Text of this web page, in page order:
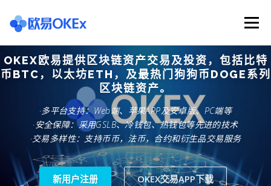
content
Menu
欧意交易所 关于欧意OKX 欧意APP下载
欧意注册网址 欧意交易下载 欧意团队
欧意APP资讯 易欧APP下载
OKEX欧易提供区块链资产交易及投资，包括比特
币BTC，以太坊ETH，及最热门狗狗币DOGE系列
区块链资产。
·多平台支持：Web端、苹果APP及安卓版、PC端等
·安全保障：采用GSLB、冷钱包、热钱包等先进的技术
·交易多样性：支持币币，法币，合约和衍生品交易服务
新用户注册 OKEX交易APP下载